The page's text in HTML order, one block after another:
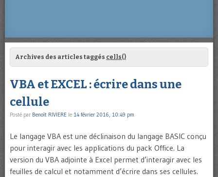
Archives des articles taggés cells()
VBA et EXCEL : écrire dans une
cellule
Posté par Benoît RIVIERE le 14 février 2016, 10:49 pm
Le langage VBA est une déclinaison du langage BASIC conçu
pour interagir avec les applications du pack Office. La
version du VBA adjointe à Excel permet d’interagir avec les
feuilles de calcul et notamment d’écrire dans ses cellules.